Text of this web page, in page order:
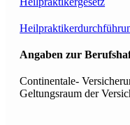
Angaben zur
Continentale-
Geltungsraum der